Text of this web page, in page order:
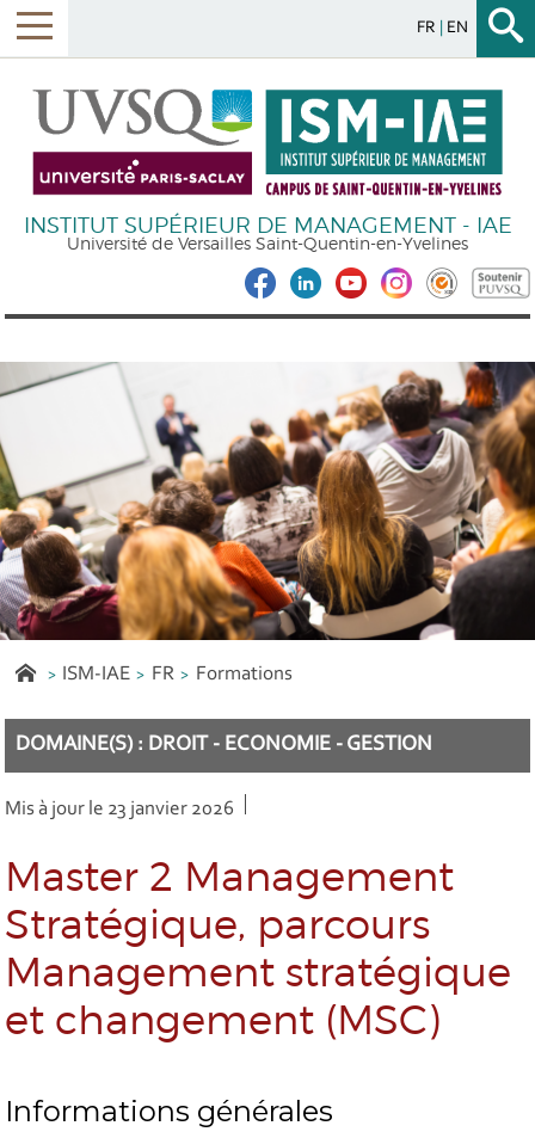
FR EN
INSTITUT SUPÉRIEUR DE MANAGEMENT - IAE
Université de Versailles Saint-Quentin-en-Yvelines
ISM-IAE FR Formations
DOMAINE(S) : DROIT - ECONOMIE - GESTION
Mis à jour le 23 janvier 2026
Master 2 Management
Stratégique, parcours
Management stratégique
et changement (MSC)
Informations générales